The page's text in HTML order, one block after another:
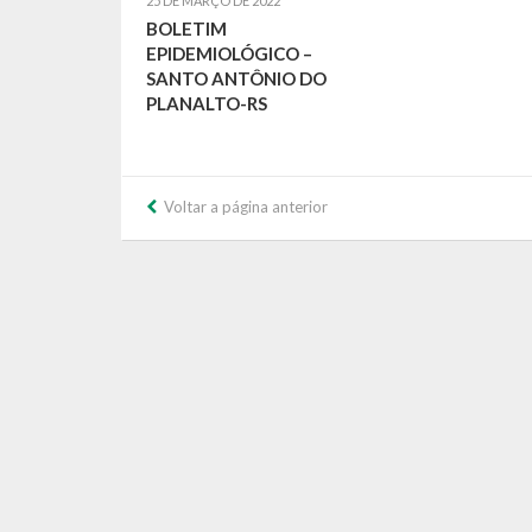
BOLETIM
EPIDEMIOLÓGICO –
SANTO ANTÔNIO DO
PLANALTO-RS
Voltar a página anterior